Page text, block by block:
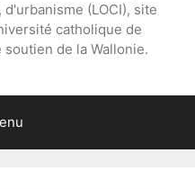
(LOCI), site
catholique de
de la Wallonie.